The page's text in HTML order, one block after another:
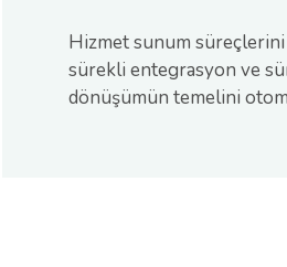
Hizmet sunum süreçlerini
sürekli entegrasyon ve
dönüşümün temelini